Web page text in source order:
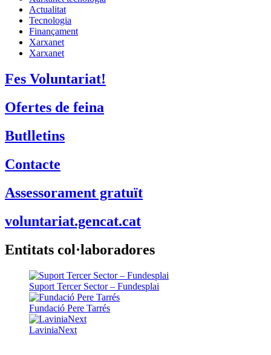
Actualitat
Tecnologia
Finançament
Xarxanet
Xarxanet
Fes Voluntariat!
Ofertes de feina
Butlletins
Contacte
Assessorament gratuït
voluntariat.gencat.cat
Entitats col·laboradores
Suport Tercer Sector – Fundesplai
Fundació Pere Tarrés
LaviniaNext